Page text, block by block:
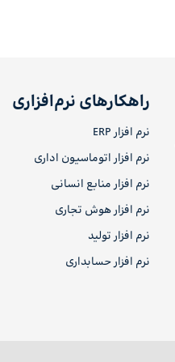
راهکارهای نرم‌افزاری
نرم افزار ERP
نرم افزار اتوماسیون اداری
نرم افزار منابع انسانی
نرم افزار هوش تجاری
نرم افزار تولید
نرم افزار حسابداری